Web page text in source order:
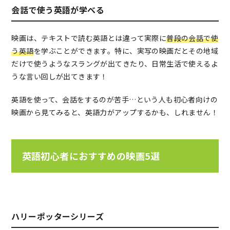
会話で使う英語が学べる
映画は、テキストで読む英語とは違って実際に普段の会話で使
う英語を学ぶことができます。特に、実写の映画だとその地域
だけで使うようなスラングが出てきたり、日常生活で使えるよ
うな言い回しが出てきます！
英語を使って、会話をするのが苦手…という人も初心者向けの
映画から見てみると、英語力がアップするかも、しれません！
英語初心者におすすめの映画5選
ハリーポッターシリーズ